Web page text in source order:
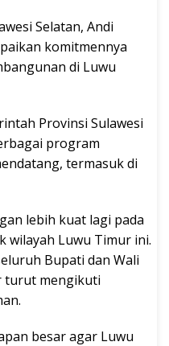
Selatan, Andi
komitmennya
di Luwu
Provinsi Sulawesi
program
termasuk di
lebih kuat lagi pada
wilayah Luwu Timur ini.
Bupati dan Wali
turut mengikuti
besar agar Luwu